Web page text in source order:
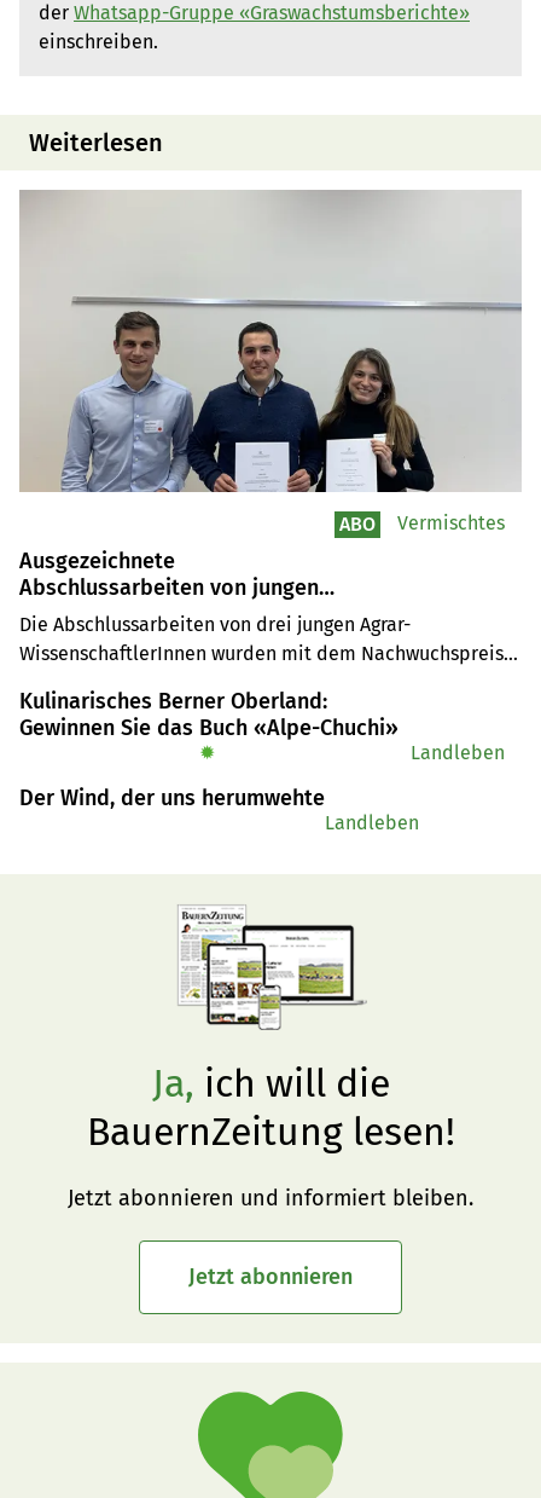
der Whatsapp-Gruppe «Graswachstumsberichte»
einschreiben.
Weiterlesen
Ausgezeichnete
Abschlussarbeiten von jungen
Agrar-WissenschaftlerInnen
Die Abschlussarbeiten von drei jungen Agrar-
WissenschaftlerInnen wurden mit dem Nachwuchspreis
Agrarsoziologie SGA ausgezeichnet. Die
Abschlussarbeiten beleuchten Aktionspläne für die
Kosten für den Klimaschutz in der Landwirtschaft und
untersuchen den Einfluss des AOP-Labels auf den
ABO Vermischtes
Kulinarisches Berner Oberland:
Gewinnen Sie das Buch «Alpe-Chuchi»
✹ Landleben
Der Wind, der uns herumwehte
Landleben
Ja, ich will die
BauernZeitung lesen!
Jetzt abonnieren und informiert bleiben.
Jetzt abonnieren